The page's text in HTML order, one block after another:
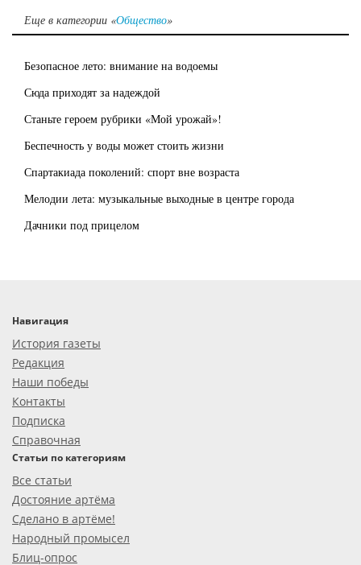
Еще в категории «Общество»
Безопасное лето: внимание на водоемы
Сюда приходят за надеждой
Станьте героем рубрики «Мой урожай»!
Беспечность у воды может стоить жизни
Спартакиада поколений: спорт вне возраста
Мелодии лета: музыкальные выходные в центре города
Дачники под прицелом
Навигация
История газеты
Редакция
Наши победы
Контакты
Подписка
Справочная
Статьи по категориям
Все статьи
Достояние артёма
Сделано в артёме!
Народный промысел
Блиц-опрос